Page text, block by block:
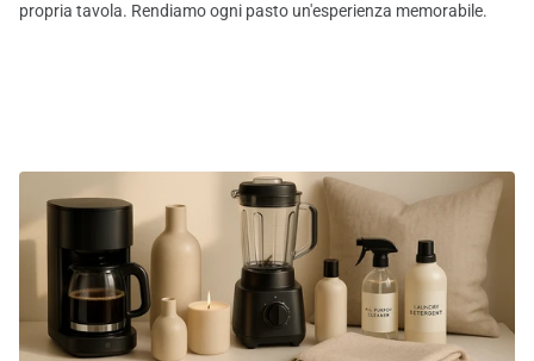
propria tavola. Rendiamo ogni pasto un'esperienza memorabile.